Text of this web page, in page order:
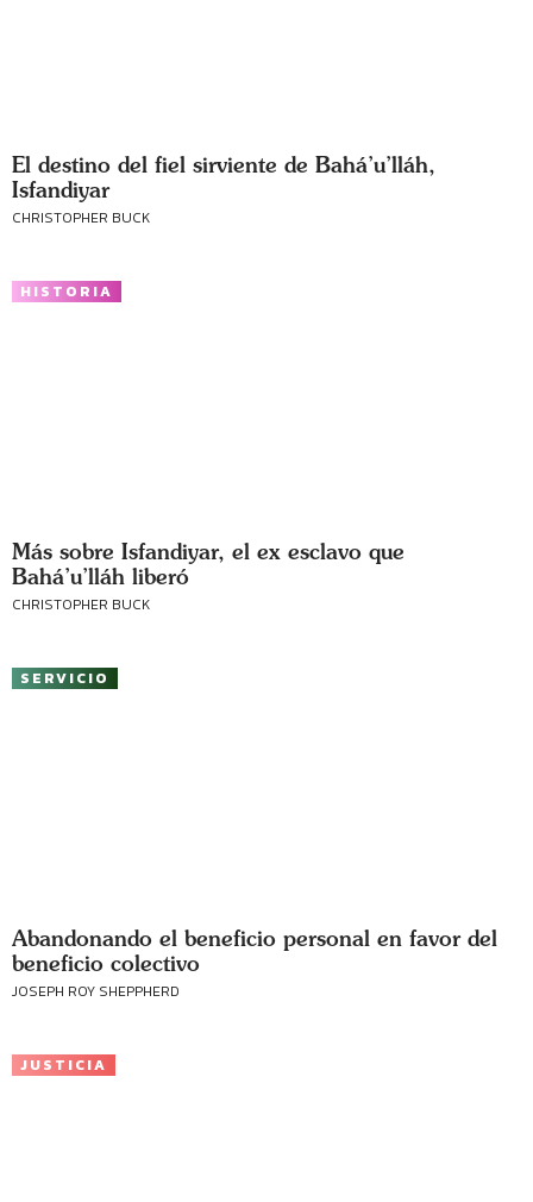
El destino del fiel sirviente de Bahá’u’lláh,
Isfandiyar
CHRISTOPHER BUCK
HISTORIA
Más sobre Isfandiyar, el ex esclavo que
Bahá’u’lláh liberó
CHRISTOPHER BUCK
SERVICIO
Abandonando el beneficio personal en favor del
beneficio colectivo
JOSEPH ROY SHEPPHERD
JUSTICIA